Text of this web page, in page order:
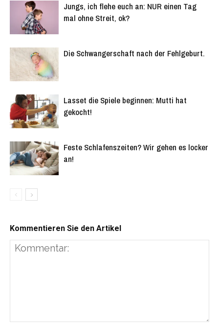
Jungs, ich flehe euch an: NUR einen Tag
mal ohne Streit, ok?
Die Schwangerschaft nach der Fehlgeburt.
Lasset die Spiele beginnen: Mutti hat
gekocht!
Feste Schlafenszeiten? Wir gehen es locker
an!
Kommentieren Sie den Artikel